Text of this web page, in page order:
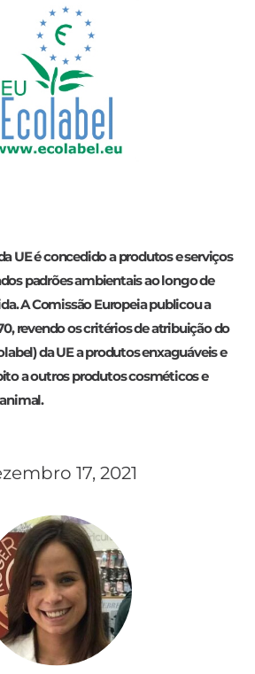
UE é concedido a produtos e serviços
padrões ambientais ao longo de
A Comissão Europeia publicou a
revendo os critérios de atribuição do
da UE a produtos enxaguáveis e
a outros produtos cosméticos e
17, 2021